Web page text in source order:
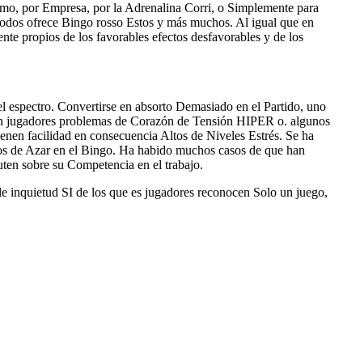
por Empresa, por la Adrenalina Corri, o Simplemente para
ofrece Bingo rosso Estos y más muchos. Al igual que en
propios de los favorables efectos desfavorables y de los
Convertirse en absorto Demasiado en el Partido, uno
problemas de Corazón de Tensión HIPER o. algunos
facilidad en consecuencia Altos de Niveles Estrés. Se ha
de Azar en el Bingo. Ha habido muchos casos de que han
sobre su Competencia en el trabajo.
inquietud SI de los que es jugadores reconocen Solo un juego,